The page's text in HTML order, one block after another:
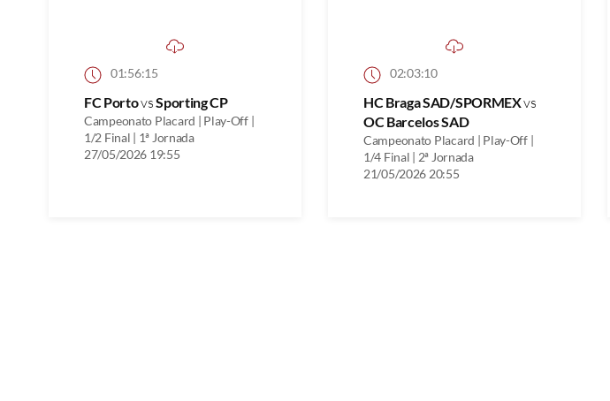
01:56:15
FC PortovsSporting CP
Campeonato Placard | Play-Off |
1/2 Final | 1ª Jornada
27/05/2026 19:55
02:03:10
HC Braga SAD/SPORMEXvs
OC Barcelos SAD
Campeonato Placard | Play-Off |
1/4 Final | 2ª Jornada
21/05/2026 20:55